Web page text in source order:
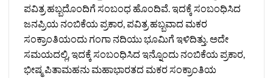
ಪವಿತ್ರ ಹಬ್ಬದೊಂದಿಗೆ ಸಂಬಂಧ ಹೊಂದಿವೆ. ಇದಕ್ಕೆ ಸಂಬಂಧಿಸಿದ
ಜನಪ್ರಿಯ ನಂಬಿಕೆಯ ಪ್ರಕಾರ, ಪವಿತ್ರ ಹಬ್ಬವಾದ ಮಕರ
ಸಂಕ್ರಾಂತಿಯಂದು ಗಂಗಾ ನದಿಯು ಭೂಮಿಗೆ ಇಳಿದಿತ್ತು. ಅದೇ
ಸಮಯದಲ್ಲಿ, ಇದಕ್ಕೆ ಸಂಬಂಧಿಸಿದ ಇನ್ನೊಂದು ನಂಬಿಕೆಯ ಪ್ರಕಾರ,
ಭೀಷ್ಮ ಪಿತಾಮಹನು ಮಹಾಭಾರತದ ಮಕರ ಸಂಕ್ರಾಂತಿಯ